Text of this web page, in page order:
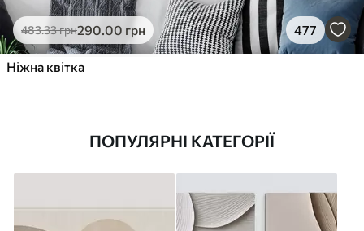
483.33грн290.00 грн 477
Ніжна квітка
ПОПУЛЯРНІ КАТЕГОРІЇ